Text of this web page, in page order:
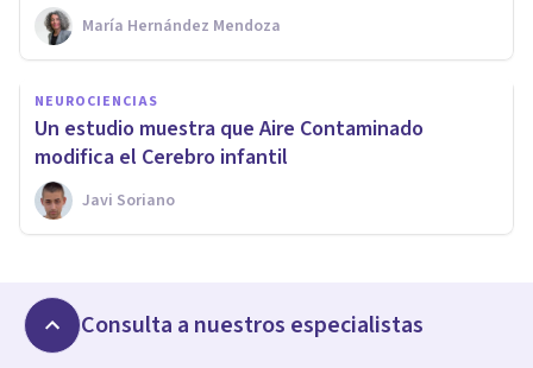
María Hernández Mendoza
NEUROCIENCIAS
Un estudio muestra que Aire Contaminado
modifica el Cerebro infantil
Javi Soriano
Consulta a nuestros especialistas